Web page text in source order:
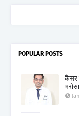
POPULAR POSTS
कैंसर
भरोसा